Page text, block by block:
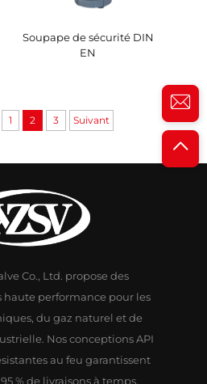
Soupape de sécurité DIN
EN
1 2 3 Suivant
Co., Ltd. propose des
haute performance pour les
du gaz naturel et de
Nos conceptions API
au feu garantissent
% de livraisons à temps.